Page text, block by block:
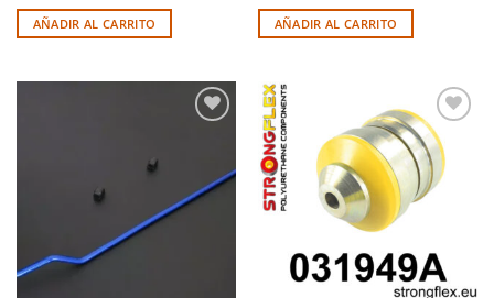
AÑADIR AL CARRITO AÑADIR AL CARRITO
deseos
Añadir
a la
lista de
deseos